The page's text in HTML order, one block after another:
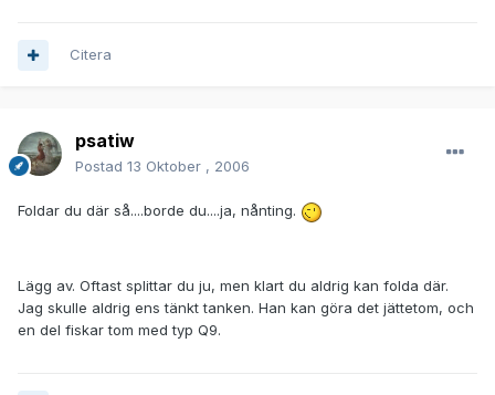
Citera
psatiw
Postad 13 Oktober , 2006
Foldar du där så....borde du....ja, nånting.
Lägg av. Oftast splittar du ju, men klart du aldrig kan folda där.
Jag skulle aldrig ens tänkt tanken. Han kan göra det jättetom, och
en del fiskar tom med typ Q9.